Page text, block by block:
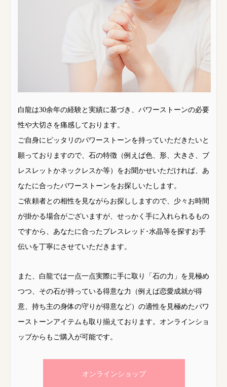
白龍は30余年の経験と実績に基づき、パワーストーンの必要
性や大切さを痛感しております。
ご自身にピッタリのパワーストーンを持っていただきたいと
願っておりますので、石の特徴（例えば色、形、大きさ、ブ
レスレットかネックレスか等）をお聞かせいただければ、あ
なたに合ったパワーストーンをお探しいたします。
ご依頼者との相性を見ながらお探ししますので、少々お時間
が掛かる場合がございますが、せっかく手に入れられるもの
ですから、あなたに合ったブレスレッド･水晶等を探すお手
伝いを丁寧にさせていただきます。
また、白龍では一点一点実際に手に取り「石の力」を見極め
つつ、その石が持っている得意な力（例えば恋愛成就が得
意、持ち主の身体の守りが得意など）の適性を見極めたパワ
ーストーンアイテムも取り揃えております。オンラインショ
ップからもご購入が可能です。
オンラインショップ